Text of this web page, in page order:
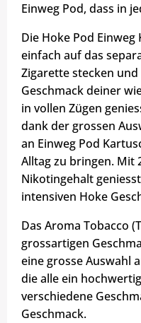
Einweg Pod, dass in
Die Hoke Pod
einfach auf das
Zigarette stecken
Geschmack deiner
in vollen Zügen
dank der grossen
an Einweg Pod
Alltag zu bringen. Mit
Nikotingehalt
intensiven Hoke
Das Aroma Tobacco
grossartigen
eine grosse Auswahl
die alle ein
verschiedene
Geschmack.